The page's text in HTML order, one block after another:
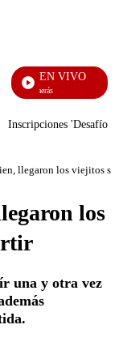
Enviar
EN VIVO
Caerás
Inscripciones 'Desafío'
llegaron los viejitos
los
una y otra vez